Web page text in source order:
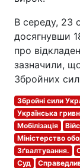
В середу, 23
досягнувши
про
зазначили,
Збройних сил
Збройні сили
Українська
Мобілізація
Міністерство
Зґвалтування.
Суд